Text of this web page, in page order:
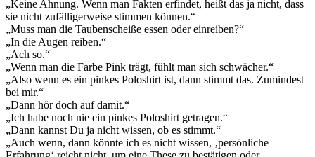
„Keine Ahnung. Wenn man Fakten erfindet, heißt das ja nicht, dass
sie nicht zufälligerweise stimmen können.“
„Muss man die Taubenscheiße essen oder einreiben?“
„In die Augen reiben.“
„Ach so.“
„Wenn man die Farbe Pink trägt, fühlt man sich schwächer.“
„Also wenn es ein pinkes Poloshirt ist, dann stimmt das. Zumindest
bei mir.“
„Dann hör doch auf damit.“
„Ich habe noch nie ein pinkes Poloshirt getragen.“
„Dann kannst Du ja nicht wissen, ob es stimmt.“
„Auch wenn, dann könnte ich es nicht wissen, ‚persönliche